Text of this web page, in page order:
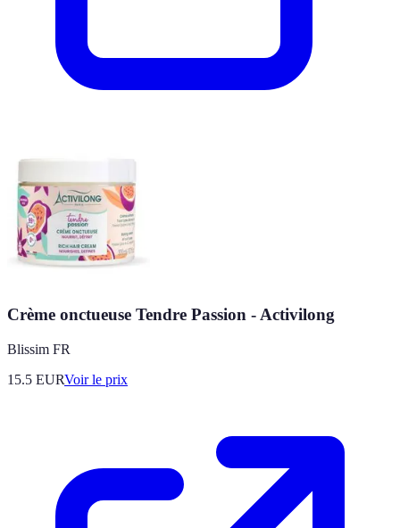
Crème onctueuse Tendre Passion - Activilong
Blissim FR
15.5 EURVoir le prix